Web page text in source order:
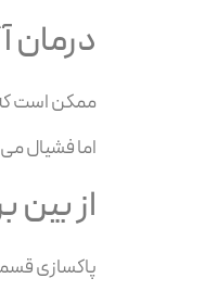
درمان
ممکن است
اما فشیال
از
پاکسازی